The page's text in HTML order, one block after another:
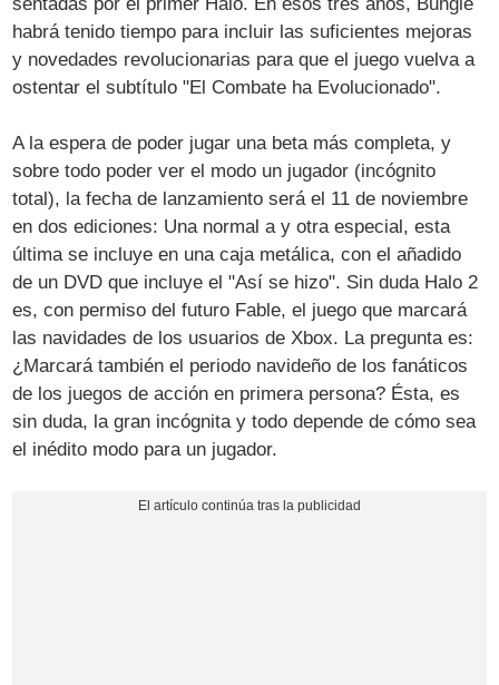
habrá tenido tiempo para incluir las suficientes mejoras
y novedades revolucionarias para que el juego vuelva a
ostentar el subtítulo "El Combate ha Evolucionado".
A la espera de poder jugar una beta más completa, y
sobre todo poder ver el modo un jugador (incógnito
total), la fecha de lanzamiento será el 11 de noviembre
en dos ediciones: Una normal a y otra especial, esta
última se incluye en una caja metálica, con el añadido
de un DVD que incluye el "Así se hizo". Sin duda Halo 2
es, con permiso del futuro Fable, el juego que marcará
las navidades de los usuarios de Xbox. La pregunta es:
¿Marcará también el periodo navideño de los fanáticos
de los juegos de acción en primera persona? Ésta, es
sin duda, la gran incógnita y todo depende de cómo sea
el inédito modo para un jugador.